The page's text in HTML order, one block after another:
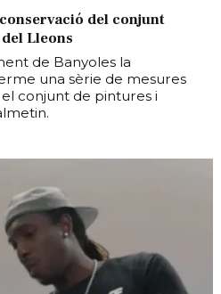
del conjunt
Lleons
de Banyoles la
una sèrie de mesures
conjunt de pintures i